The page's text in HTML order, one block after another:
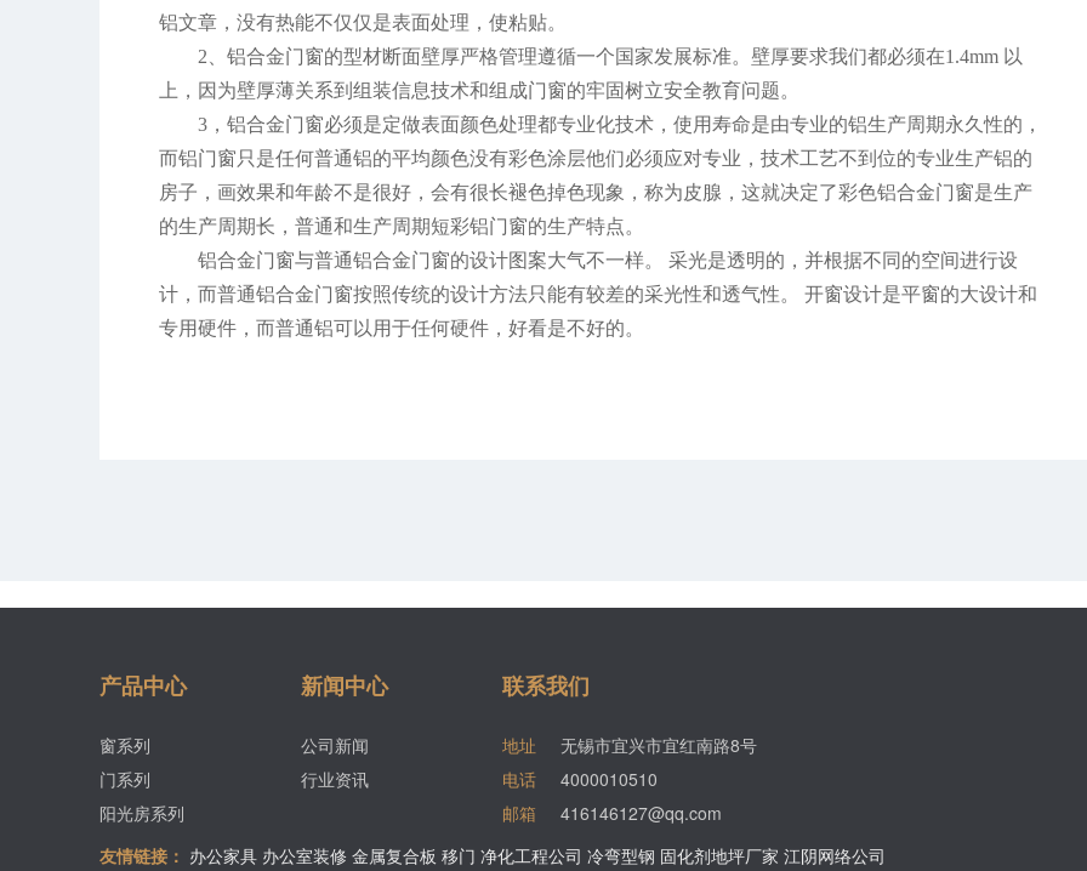
铝文章，没有热能不仅仅是表面处理，使粘贴。
2、铝合金门窗的型材断面壁厚严格管理遵循一个国家发展标准。壁厚要求我们都必须在1.4mm 以
上，因为壁厚薄关系到组装信息技术和组成门窗的牢固树立安全教育问题。
3，铝合金门窗必须是定做表面颜色处理都专业化技术，使用寿命是由专业的铝生产周期永久性的，
而铝门窗只是任何普通铝的平均颜色没有彩色涂层他们必须应对专业，技术工艺不到位的专业生产铝的
房子，画效果和年龄不是很好，会有很长褪色掉色现象，称为皮腺，这就决定了彩色铝合金门窗是生产
的生产周期长，普通和生产周期短彩铝门窗的生产特点。
铝合金门窗与普通铝合金门窗的设计图案大气不一样。 采光是透明的，并根据不同的空间进行设
计，而普通铝合金门窗按照传统的设计方法只能有较差的采光性和透气性。 开窗设计是平窗的大设计和
专用硬件，而普通铝可以用于任何硬件，好看是不好的。
产品中心
窗系列
门系列
阳光房系列
新闻中心
公司新闻
行业资讯
联系我们
地址
无锡市宜兴市宜红南路8号
电话
4000010510
邮箱
416146127@qq.com
友情链接： 办公家具 办公室装修 金属复合板 移门 净化工程公司 冷弯型钢 固化剂地坪厂家 江阴网络公司